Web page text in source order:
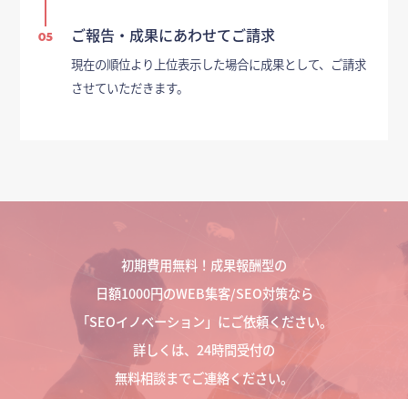
05 ご報告・成果にあわせてご請求
現在の順位より上位表示した場合に成果として、ご請求
させていただきます。
初期費用無料！成果報酬型の
日額1000円のWEB集客/SEO対策なら
「SEOイノベーション」にご依頼ください。
詳しくは、24時間受付の
無料相談までご連絡ください。